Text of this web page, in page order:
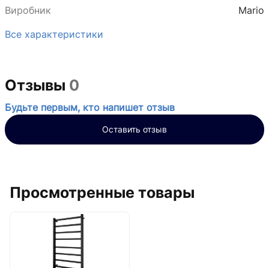
Виробник
Mario
Все характеристики
Отзывы 0
Будьте первым, кто напишет отзыв
Оставить отзыв
Просмотренные товары